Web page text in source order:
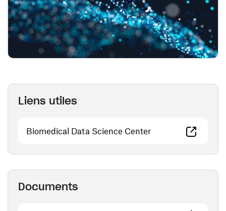
Liens utiles
Biomedical Data Science Center(ouvre une
Documents